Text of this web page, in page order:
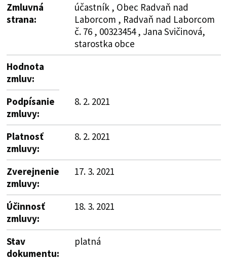
Zmluvná
strana:
účastník , Obec Radvaň nad
Laborcom , Radvaň nad Laborcom
č. 76 , 00323454 , Jana Svičinová,
starostka obce
Hodnota
zmluv:
Podpísanie
zmluvy:
8. 2. 2021
Platnosť
zmluvy:
8. 2. 2021
Zverejnenie
zmluvy:
17. 3. 2021
Účinnosť
zmluvy:
18. 3. 2021
Stav
dokumentu:
platná